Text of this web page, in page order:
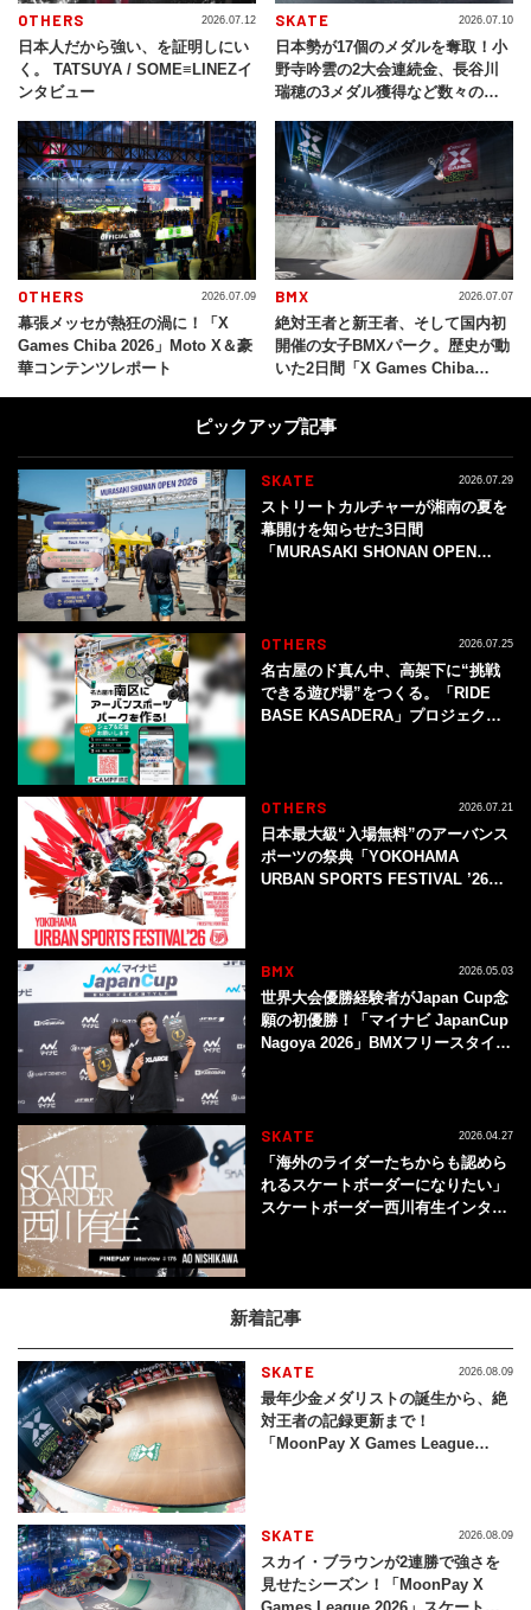
OTHERS
日本人だから強い、を証明しにい
く。 TATSUYA / SOME≡LINEZイ
ンタビュー
2026.07.12 SKATE
日本勢が17個のメダルを奪取！小
野寺吟雲の2大会連続金、長谷川
瑞穂の3メダル獲得など数々の快
Chiba 2026」
2026.07.10
OTHERS
幕張メッセが熱狂の渦に！「X
Games Chiba 2026」Moto X＆豪
華コンテンツレポート
2026.07.09 BMX
絶対王者と新王者、そして国内初
開催の女子BMXパーク。歴史が動
いた2日間「X Games Chiba
2026.07.07
ピックアップ記事
SKATE
ストリートカルチャーが湘南の夏を
幕開けを知らせた3日間
「MURASAKI SHONAN OPEN
2026.07.29
OTHERS
名古屋のド真ん中、高架下に“挑戦
できる遊び場”をつくる。「RIDE
BASE KASADERA」プロジェクト
2026.07.25
OTHERS
日本最大級“入場無料”のアーバンス
ポーツの祭典「YOKOHAMA
URBAN SPORTS FESTIVAL ’26」
2026.07.21
BMX
世界大会優勝経験者がJapan Cup念
願の初優勝！「マイナビ JapanCup
Nagoya 2026」BMXフリースタイ
2026.05.03
SKATE
「海外のライダーたちからも認めら
れるスケートボーダーになりたい」
スケートボーダー西川有生インタビ
2026.04.27
新着記事
SKATE
最年少金メダリストの誕生から、絶
対王者の記録更新まで！
「MoonPay X Games League
2026.08.09
SKATE
スカイ・ブラウンが2連勝で強さを
見せたシーズン！「MoonPay X
2026.08.09